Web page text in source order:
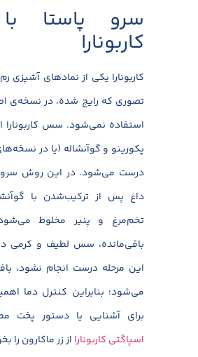
سرو پاستا
کاربونارا
کاربونارا یکی از نمادهای آشپزی
تصوری که رایج شده، در نسخه‌ی
استفاده نمی‌شود. سس کاربونارا
پکورینو و گوآنشاله (یا در
درست می‌شود. در این روش سرو
داغ پس از ترکیب‌شدن با
تخم‌مرغ و پنیر مخلوط
باقی‌مانده، سس لطیف و کرمی
این مرحله درست انجام نشود،
می‌شود؛ بنابراین کنترل دما
برای آشنایی یا دستور پخت
اسپاگتی کاربونارا از زر ماکارون را